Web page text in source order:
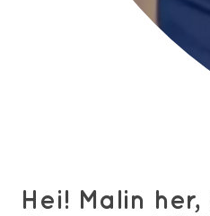
Hei! Malin her,